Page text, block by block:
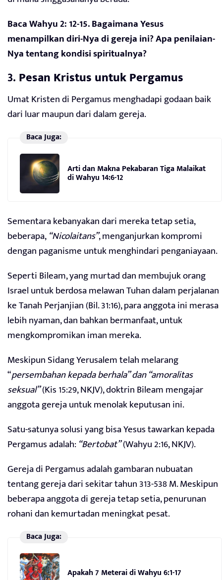
Baca Wahyu 2: 12-15. Bagaimana Yesus
menampilkan diri-Nya di gereja ini? Apa penilaian-
Nya tentang kondisi spiritualnya?
3. Pesan Kristus untuk Pergamus
Umat Kristen di Pergamus menghadapi godaan baik
dari luar maupun dari dalam gereja.
Baca Juga:
Arti dan Makna Pekabaran Tiga Malaikat
di Wahyu 14:6-12
Sementara kebanyakan dari mereka tetap setia,
beberapa,“Nicolaitans”, menganjurkan kompromi
dengan paganisme untuk menghindari penganiayaan.
Seperti Bileam, yang murtad dan membujuk orang
Israel untuk berdosa melawan Tuhan dalam perjalanan
ke Tanah Perjanjian (Bil. 31:16), para anggota ini merasa
lebih nyaman, dan bahkan bermanfaat, untuk
mengkompromikan iman mereka.
Meskipun Sidang Yerusalem telah melarang
“persembahan kepada berhala” dan “amoralitas
seksual”(Kis 15:29, NKJV), doktrin Bileam mengajar
anggota gereja untuk menolak keputusan ini.
Satu-satunya solusi yang bisa Yesus tawarkan kepada
Pergamus adalah:“Bertobat”(Wahyu 2:16, NKJV).
Gereja di Pergamus adalah gambaran nubuatan
tentang gereja dari sekitar tahun 313-538 M. Meskipun
beberapa anggota di gereja tetap setia, penurunan
rohani dan kemurtadan meningkat pesat.
Baca Juga:
Apakah 7 Meterai di Wahyu 6:1-17